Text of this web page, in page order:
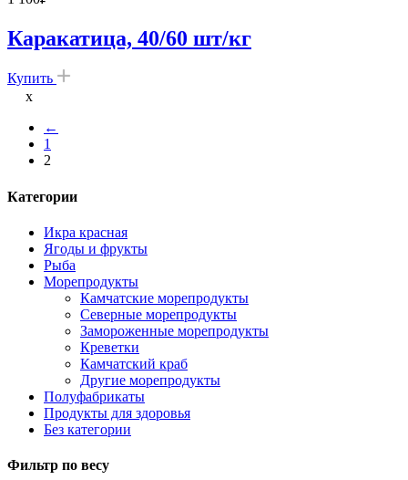
Каракатица, 40/60 шт/кг
Купить
x
←
1
2
Категории
Икра красная
Ягоды и фрукты
Рыба
Морепродукты
Камчатские морепродукты
Северные морепродукты
Замороженные морепродукты
Креветки
Камчатский краб
Другие морепродукты
Полуфабрикаты
Продукты для здоровья
Без категории
Фильтр по весу